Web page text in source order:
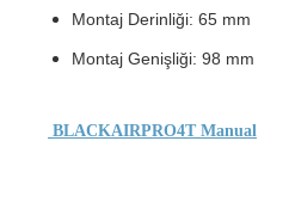
Montaj Derinliği: 65 mm
Montaj Genişliği: 98 mm
BLACKAIRPRO4T Manual